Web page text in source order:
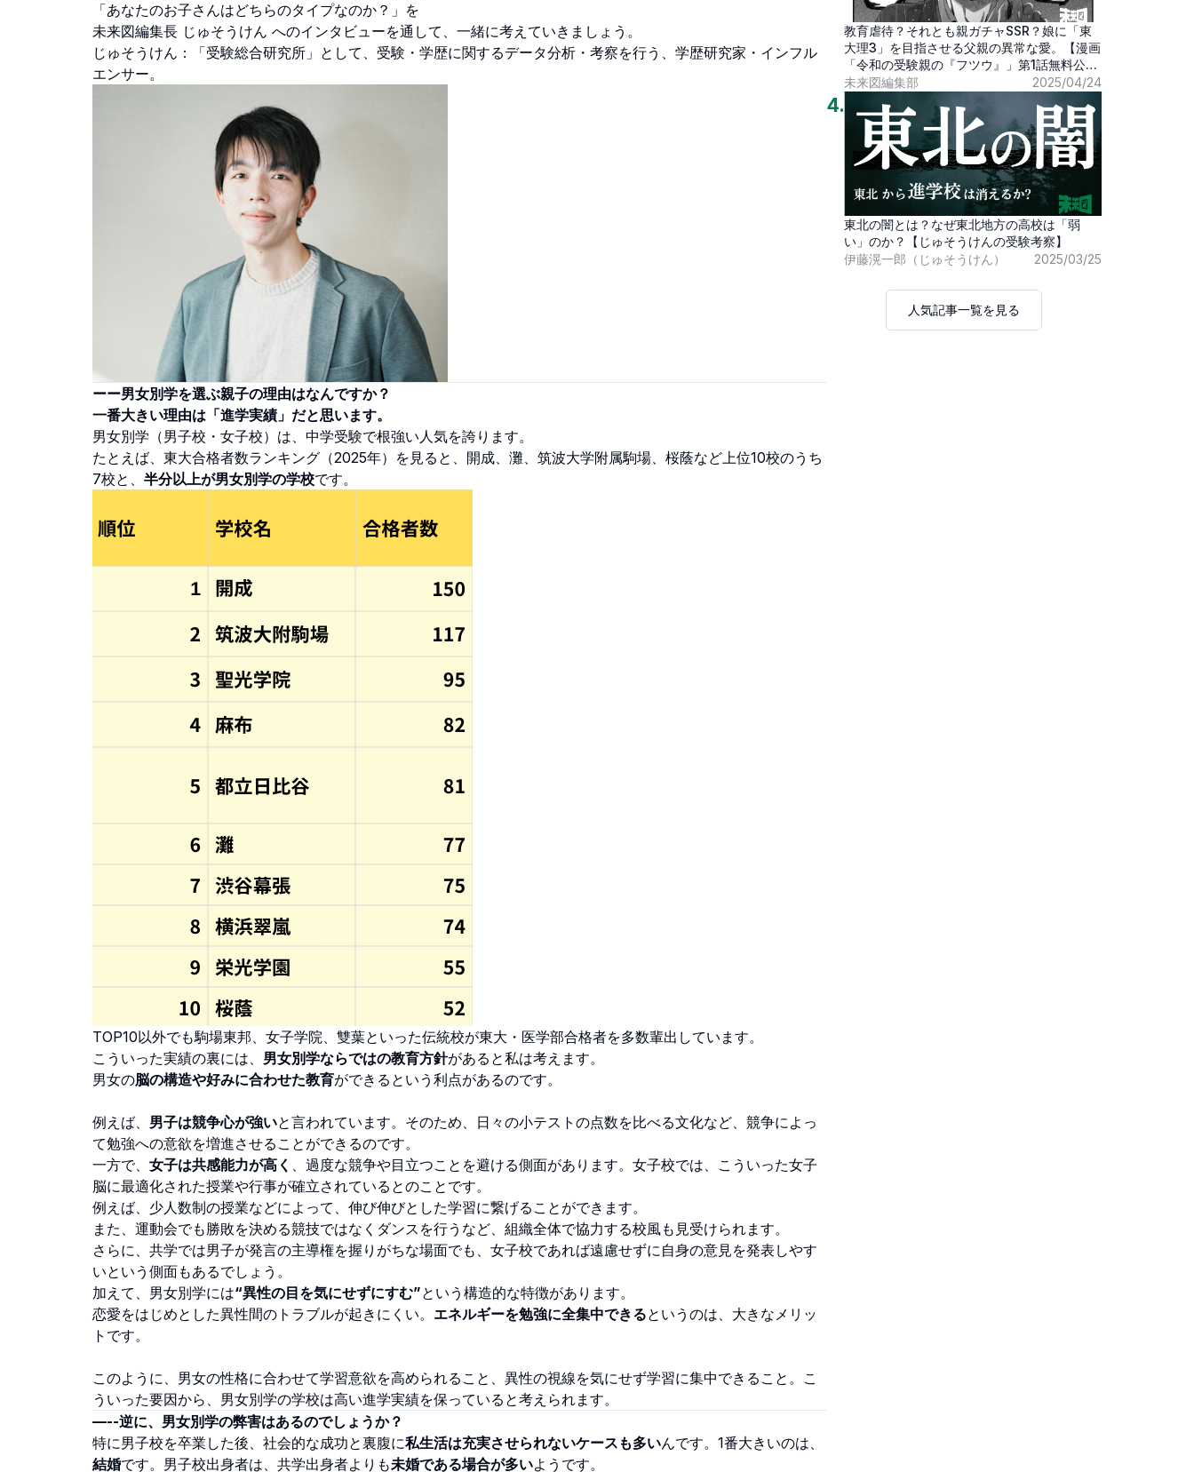
「あなたのお子さんはどちらのタイプなのか？」を
未来図編集長 じゅそうけん へのインタビューを通して、一緒に考えていきましょう。
じゅそうけん：「受験総合研究所」として、受験・学歴に関するデータ分析・考察を行う、学歴研究家・インフル
エンサー。
ーー男女別学を選ぶ親子の理由はなんですか？
一番大きい理由は「進学実績」だと思います。
男女別学（男子校・女子校）は、中学受験で根強い人気を誇ります。
たとえば、東大合格者数ランキング（2025年）を見ると、開成、灘、筑波大学附属駒場、桜蔭など上位10校のうち
7校と、 半分以上が男女別学の学校です。
TOP10以外でも駒場東邦、女子学院、雙葉といった伝統校が東大・医学部合格者を多数輩出しています。
こういった実績の裏には、 男女別学ならではの教育方針があると私は考えます。
男女の脳の構造や好みに合わせた教育ができるという利点があるのです。
例えば、 男子は競争心が強いと言われています。そのため、日々の小テストの点数を比べる文化など、競争によっ
て勉強への意欲を増進させることができるのです。
一方で、 女子は共感能力が高く 、過度な競争や目立つことを避ける側面があります。女子校では、こういった女子
脳に最適化された授業や行事が確立されているとのことです。
例えば、少人数制の授業などによって、伸び伸びとした学習に繋げることができます。
また、運動会でも勝敗を決める競技ではなくダンスを行うなど、組織全体で協力する校風も見受けられます。
さらに、共学では男子が発言の主導権を握りがちな場面でも、女子校であれば遠慮せずに自身の意見を発表しやす
いという側面もあるでしょう。
加えて、男女別学には“異性の目を気にせずにすむ”という構造的な特徴があります。
恋愛をはじめとした異性間のトラブルが起きにくい。 エネルギーを勉強に全集中できるというのは、大きなメリッ
トです。
このように、男女の性格に合わせて学習意欲を高められること、異性の視線を気にせず学習に集中できること。こ
ういった要因から、男女別学の学校は高い進学実績を保っていると考えられます。
—--逆に、男女別学の弊害はあるのでしょうか？
特に男子校を卒業した後、社会的な成功と裏腹に私生活は充実させられないケースも多いんです。1番大きいのは、
結婚です。男子校出身者は、共学出身者よりも未婚である場合が多いようです。
教育虐待？それとも親ガチャSSR？娘に「東
大理3」を目指させる父親の異常な愛。【漫画
「令和の受験親の『フツウ』」第1話無料公
開】
未来図編集部 2025/04/24
4.
東北の闇とは？なぜ東北地方の高校は「弱
い」のか？【じゅそうけんの受験考察】
伊藤滉一郎（じゅそうけん）
2025/03/25
人気記事一覧を見る